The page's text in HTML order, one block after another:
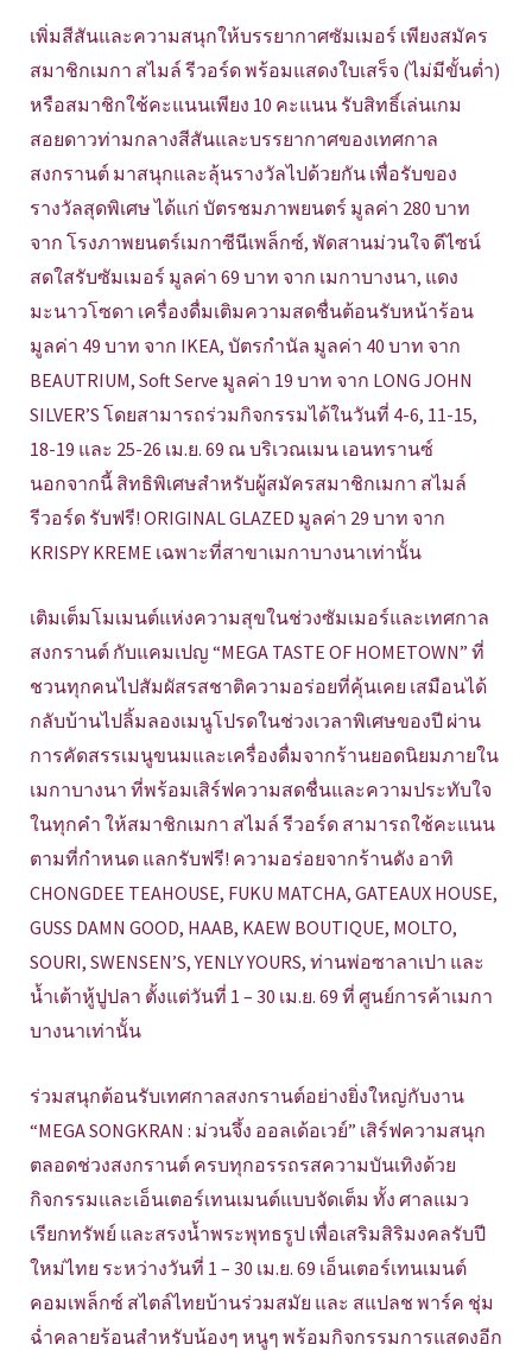
เพิ่มสีสันและความสนุกให้บรรยากาศซัมเมอร์ เพียงสมัคร
สมาชิกเมกา สไมล์ รีวอร์ด พร้อมแสดงใบเสร็จ (ไม่มีขั้นต่ำ)
หรือสมาชิกใช้คะแนนเพียง 10 คะแนน รับสิทธิ์เล่นเกม
สอยดาวท่ามกลางสีสันและบรรยากาศของเทศกาล
สงกรานต์ มาสนุกและลุ้นรางวัลไปด้วยกัน เพื่อรับของ
รางวัลสุดพิเศษ ได้แก่ บัตรชมภาพยนตร์ มูลค่า 280 บาท
จาก โรงภาพยนตร์เมกาซีนีเพล็กซ์, พัดสานม่วนใจ ดีไซน์
สดใสรับซัมเมอร์ มูลค่า 69 บาท จาก เมกาบางนา, แดง
มะนาวโซดา เครื่องดื่มเติมความสดชื่นต้อนรับหน้าร้อน
มูลค่า 49 บาท จาก IKEA, บัตรกำนัล มูลค่า 40 บาท จาก
BEAUTRIUM, Soft Serve มูลค่า 19 บาท จาก LONG JOHN
SILVER’S โดยสามารถร่วมกิจกรรมได้ในวันที่ 4-6, 11-15,
18-19 และ 25-26 เม.ย. 69 ณ บริเวณเมน เอนทรานซ์
นอกจากนี้ สิทธิพิเศษสำหรับผู้สมัครสมาชิกเมกา สไมล์
รีวอร์ด รับฟรี! ORIGINAL GLAZED มูลค่า 29 บาท จาก
KRISPY KREME เฉพาะที่สาขาเมกาบางนาเท่านั้น
เติมเต็มโมเมนต์แห่งความสุขในช่วงซัมเมอร์และเทศกาล
สงกรานต์ กับแคมเปญ “MEGA TASTE OF HOMETOWN” ที่
ชวนทุกคนไปสัมผัสรสชาติความอร่อยที่คุ้นเคย เสมือนได้
กลับบ้านไปลิ้มลองเมนูโปรดในช่วงเวลาพิเศษของปี ผ่าน
การคัดสรรเมนูขนมและเครื่องดื่มจากร้านยอดนิยมภายใน
เมกาบางนา ที่พร้อมเสิร์ฟความสดชื่นและความประทับใจ
ในทุกคำ ให้สมาชิกเมกา สไมล์ รีวอร์ด สามารถใช้คะแนน
ตามที่กำหนด แลกรับฟรี! ความอร่อยจากร้านดัง อาทิ
CHONGDEE TEAHOUSE, FUKU MATCHA, GATEAUX HOUSE,
GUSS DAMN GOOD, HAAB, KAEW BOUTIQUE, MOLTO,
SOURI, SWENSEN’S, YENLY YOURS, ท่านพ่อซาลาเปา และ
น้ำเต้าหู้ปูปลา ตั้งแต่วันที่ 1 – 30 เม.ย. 69 ที่ ศูนย์การค้าเมกา
บางนาเท่านั้น
ร่วมสนุกต้อนรับเทศกาลสงกรานต์อย่างยิ่งใหญ่กับงาน
“MEGA SONGKRAN : ม่วนจึ้ง ออลเด้อเวย์” เสิร์ฟความสนุก
ตลอดช่วงสงกรานต์ ครบทุกอรรถรสความบันเทิงด้วย
กิจกรรมและเอ็นเตอร์เทนเมนต์แบบจัดเต็ม ทั้ง ศาลแมว
เรียกทรัพย์ และสรงน้ำพระพุทธรูป เพื่อเสริมสิริมงคลรับปี
ใหม่ไทย ระหว่างวันที่ 1 – 30 เม.ย. 69 เอ็นเตอร์เทนเมนต์
คอมเพล็กซ์ สไตล์ไทยบ้านร่วมสมัย และ สแปลช พาร์ค ชุ่ม
ฉ่ำคลายร้อนสำหรับน้องๆ หนูๆ พร้อมกิจกรรมการแสดงอีก